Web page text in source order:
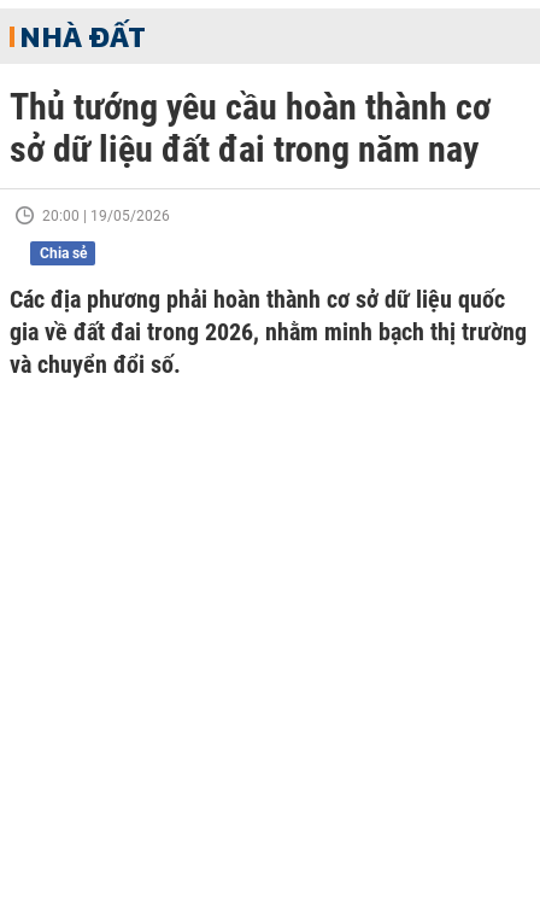
NHÀ ĐẤT
Thủ tướng yêu cầu hoàn thành cơ
sở dữ liệu đất đai trong năm nay
20:00 | 19/05/2026
Chia sẻ
Các địa phương phải hoàn thành cơ sở dữ liệu quốc
gia về đất đai trong 2026, nhằm minh bạch thị trường
và chuyển đổi số.